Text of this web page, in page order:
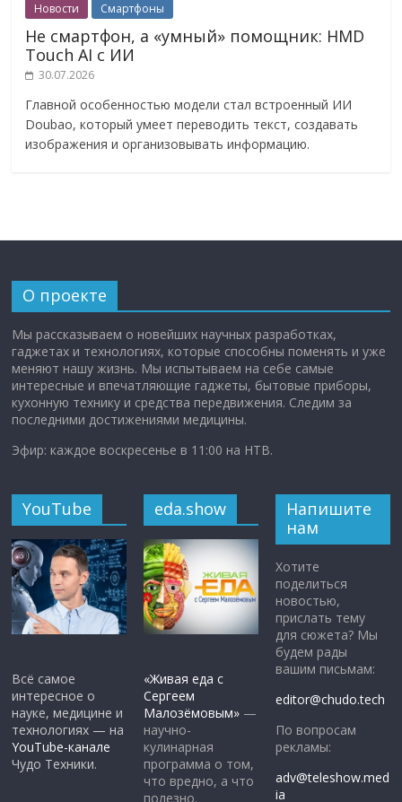
Новости Смартфоны
Не смартфон, а «умный» помощник: HMD
Touch AI с ИИ
30.07.2026
Главной особенностью модели стал встроенный ИИ
Doubao, который умеет переводить текст, создавать
изображения и организовывать информацию.
О проекте
Мы рассказываем о новейших научных разработках,
гаджетах и технологиях, которые способны поменять и уже
меняют нашу жизнь. Мы испытываем на себе самые
интересные и впечатляющие гаджеты, бытовые приборы,
кухонную технику и средства передвижения. Следим за
последними достижениями медицины.
Эфир: каждое воскресенье в 11:00 на НТВ.
YouTube
Всё самое
интересное о
науке, медицине и
технологиях — на
YouTube-канале
Чудо Техники.
eda.show
«Живая еда с
Сергеем
Малозёмовым» —
научно-
кулинарная
программа о том,
что вредно, а что
полезно.
Напишите
нам
Хотите
поделиться
новостью,
прислать тему
для сюжета? Мы
будем рады
вашим письмам:
editor@chudo.tech
По вопросам
рекламы:
adv@teleshow.med
ia